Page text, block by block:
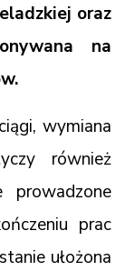
oraz
na
wymiana
również
prowadzone
prac
ułożona